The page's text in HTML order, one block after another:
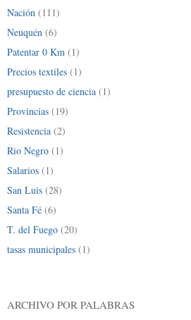
Nación (111)
Neuquén (6)
Patentar 0 Km (1)
Precios textiles (1)
presupuesto de ciencia (1)
Provincias (19)
Resistencia (2)
Rio Negro (1)
Salarios (1)
San Luis (28)
Santa Fé (6)
T. del Fuego (20)
tasas municipales (1)
ARCHIVO POR PALABRAS